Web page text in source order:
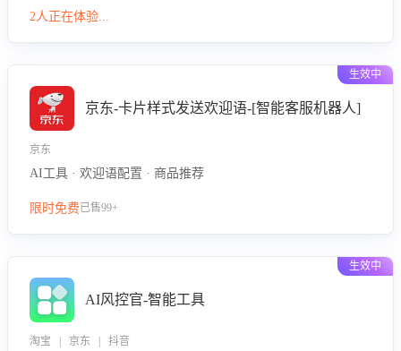
参数咨询等高频场景下的专业应对能力。
2人正在体验...
生效中
京东-卡片样式发送欢迎语-[智能客服机器人]
京东
AI工具 · 欢迎语配置 · 商品推荐
限时免费已售99+
生效中
AI风控官-智能工具
淘宝 | 京东 | 抖音